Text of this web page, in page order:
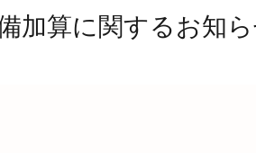
加算に関するお知